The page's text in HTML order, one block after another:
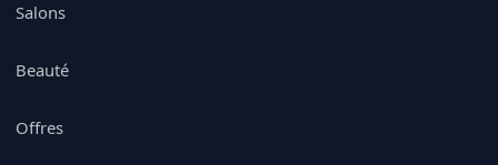
Salons
Beauté
Offres